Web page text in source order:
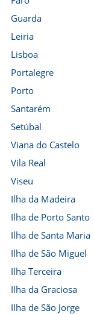
Guarda
Leiria
Lisboa
Portalegre
Porto
Santarém
Setúbal
Viana do Castelo
Vila Real
Viseu
Ilha da Madeira
Ilha de Porto Santo
Ilha de Santa Maria
Ilha de São Miguel
Ilha Terceira
Ilha da Graciosa
Ilha de São Jorge